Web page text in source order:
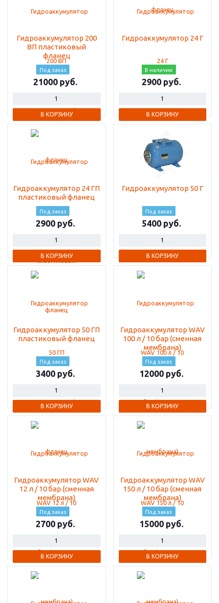
Гидроаккумулятор 200
ВП пластиковый
фланец
Под заказ
21000
В КОРЗИНУ
Гидроаккумулятор 24 Г
В наличии
2900
В КОРЗИНУ
Гидроаккумулятор 24 ГП
пластиковый фланец
Под заказ
2900
В КОРЗИНУ
Гидроаккумулятор 50 Г
Под заказ
5400
В КОРЗИНУ
Гидроаккумулятор 50 ГП
пластиковый фланец
Под заказ
3400
В КОРЗИНУ
Гидроаккумулятор WAV
100 л / 10 бар (сменная
мембрана)
Под заказ
12000
В КОРЗИНУ
Гидроаккумулятор WAV
12 л / 10 бар (сменная
мембрана)
Под заказ
2700
В КОРЗИНУ
Гидроаккумулятор WAV
150 л / 10 бар (сменная
мембрана)
Под заказ
15000
В КОРЗИНУ